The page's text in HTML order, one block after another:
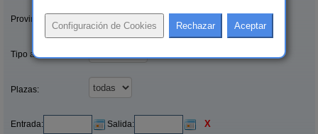
Provincias/Islas:
Tipo alquiler:
Plazas:
Entrada: Salida: X